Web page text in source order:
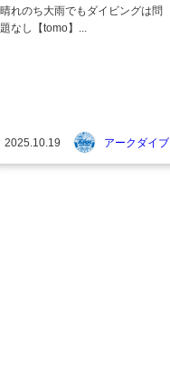
晴れのち大雨でもダイビングは問
題なし【tomo】...
2025.10.19 アークダイブ